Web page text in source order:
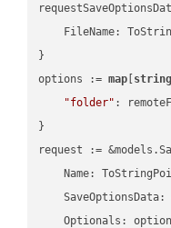
FileName:
}
options := map string
"folder" :
}
request :=
Name:
SaveOptionsData:
Optionals: